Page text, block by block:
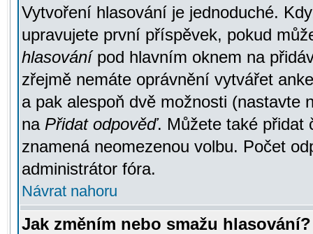
Vytvoření hlasování je jednoduché.
upravujete první příspěvek, pokud
hlasovánípod hlavním oknem na
zřejmě nemáte oprávnění vytvářet
a pak alespoň dvě možnosti (nastavte
na Přidat odpověď. Můžete také přidat
znamená neomezenou volbu. Počet
administrátor fóra.
Návrat nahoru
Jak změním nebo smažu hlasování?